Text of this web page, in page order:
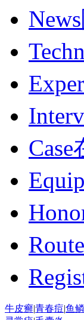
News
Case
Route
牛皮癣|青春痘|鱼